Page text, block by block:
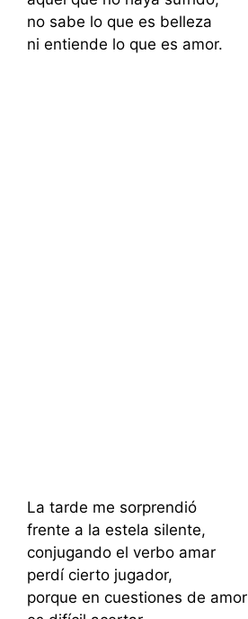
no sabe lo que es belleza
ni entiende lo que es amor.
La tarde me sorprendió
frente a la estela silente,
conjugando el verbo amar
perdí cierto jugador,
porque en cuestiones de amor